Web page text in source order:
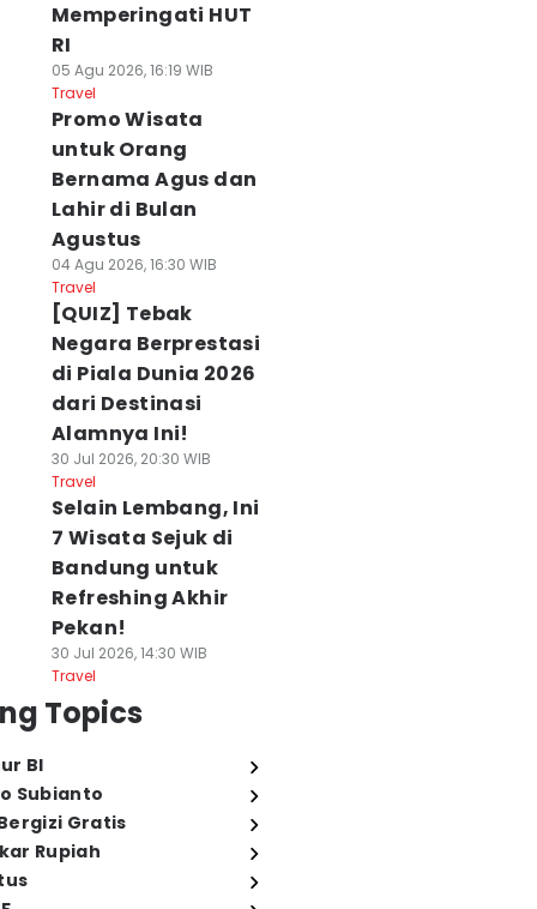
Memperingati HUT
RI
05 Agu 2026, 16:19 WIB
Travel
Promo Wisata
untuk Orang
Bernama Agus dan
Lahir di Bulan
Agustus
04 Agu 2026, 16:30 WIB
Travel
[QUIZ] Tebak
Negara Berprestasi
di Piala Dunia 2026
dari Destinasi
Alamnya Ini!
30 Jul 2026, 20:30 WIB
Travel
Selain Lembang, Ini
7 Wisata Sejuk di
Bandung untuk
Refreshing Akhir
Pekan!
30 Jul 2026, 14:30 WIB
Travel
Topics
BI
Subianto
Gratis
Rupiah